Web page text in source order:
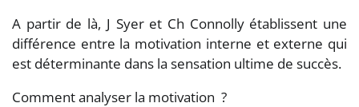
A partir de là, J Syer et Ch Connolly établissent une
différence entre la motivation interne et externe qui
est déterminante dans la sensation ultime de succès.
Comment analyser la motivation ?